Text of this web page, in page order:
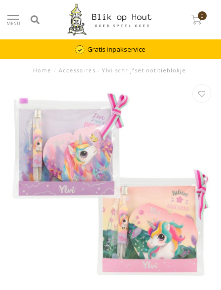
MENU
0
Gratis inpakservice
Home / Accessoires - Ylvi schrijfset notitieblokje